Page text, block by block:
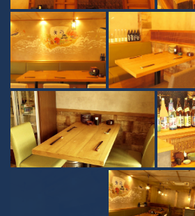
この店舗情報をシェ